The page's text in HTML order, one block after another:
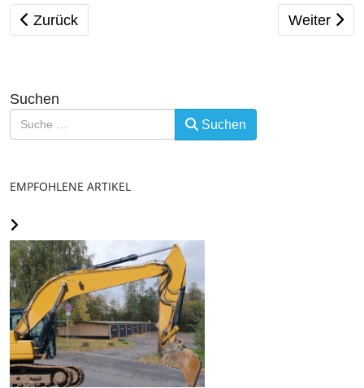
Vorheriger Beitrag: Alternative erneut stärkste Kraft
Zurück Nächster
Weiter
Suchen
Suchen
EMPFOHLENE ARTIKEL